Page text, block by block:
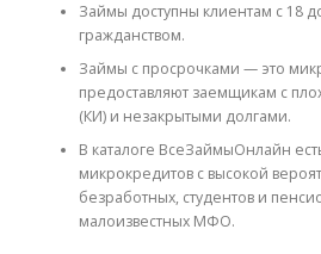
Займы доступны клиентам с 18
гражданством.
Займы с просрочками — это
предоставляют заемщикам с
(КИ) и незакрытыми долгами.
В каталоге ВсеЗаймыОнлайн
микрокредитов с высокой
безработных, студентов и
малоизвестных МФО.